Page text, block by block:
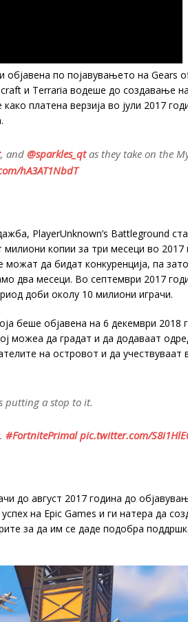
објавена по појавувањето на Gears
и Terraria водеше до создавање
платена верзија во јули 2017
, and @sparkles_qtas they take on the
hA3AT1NbdT
PlayerUnknown’s Battleground
копии за три месеци во 2017
можат да бидат конкуренција, па
два месеци. Во септември 2017
доби околу 10 милиони играчи.
беше објавена на 6 декември 2018
можеа да градат и да додаваат
на островот и да учествуваат
putting a stop to it.
#FortnitePrimal pic.twitter.com/
до август 2017 година до
на Epic Games и ги натера да
за да им се даде подобра